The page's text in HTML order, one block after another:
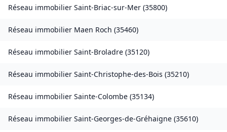
Réseau immobilier Saint-Briac-sur-Mer (35800)
Réseau immobilier Maen Roch (35460)
Réseau immobilier Saint-Broladre (35120)
Réseau immobilier Saint-Christophe-des-Bois (35210)
Réseau immobilier Sainte-Colombe (35134)
Réseau immobilier Saint-Georges-de-Gréhaigne (35610)